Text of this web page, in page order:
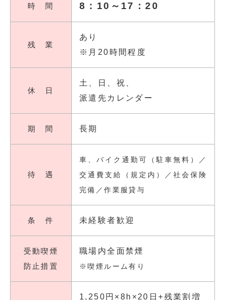
時 間 8：10～17：20
残 業
あり
※月20時間程度
休 日
土、日、祝、
派遣先カレンダー
期 間 長期
待 遇
車、バイク通勤可（駐車無料）／
交通費支給（規定内）／社会保険
完備／作業服貸与
条 件 未経験者歓迎
受動喫煙
防止措置
職場内全面禁煙
※喫煙ルーム有り
1,250円×8h×20日+残業割増